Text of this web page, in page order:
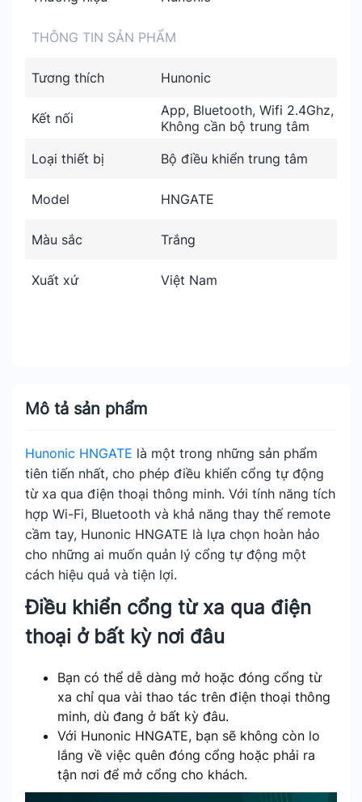
Mô tả sản phẩm
Hunonic HNGATE là một trong những sản phẩm
tiên tiến nhất, cho phép điều khiển cổng tự động
từ xa qua điện thoại thông minh. Với tính năng tích
hợp Wi-Fi, Bluetooth và khả năng thay thế remote
cầm tay, Hunonic HNGATE là lựa chọn hoàn hảo
cho những ai muốn quản lý cổng tự động một
cách hiệu quả và tiện lợi.
Điều khiển cổng từ xa qua điện
thoại ở bất kỳ nơi đâu
Bạn có thể dễ dàng mở hoặc đóng cổng từ
xa chỉ qua vài thao tác trên điện thoại thông
minh, dù đang ở bất kỳ đâu.
Với Hunonic HNGATE, bạn sẽ không còn lo
lắng về việc quên đóng cổng hoặc phải ra
tận nơi để mở cổng cho khách.
THÔNG TIN SẢN PHẨM
Tương thích Hunonic
Kết nối
App, Bluetooth, Wifi 2.4Ghz,
Không cần bộ trung tâm
Loại thiết bị
Bộ điều khiển trung tâm
Model HNGATE
Màu sắc Trắng
Xuất xứ Việt Nam